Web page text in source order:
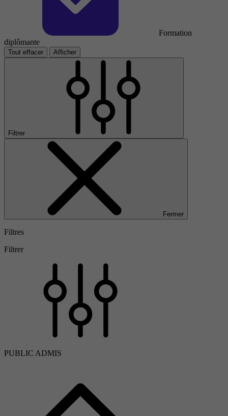
Formation
diplômante
Tout effacer Afficher
Filtrer
Fermer
Filtres
Filtrer
PUBLIC ADMIS